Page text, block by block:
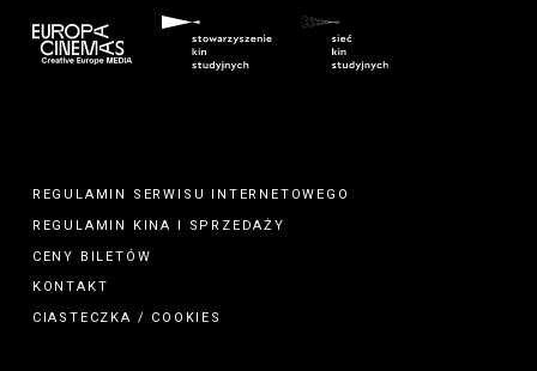
REGULAMIN SERWISU INTERNETOWEGO
REGULAMIN KINA I
SPRZEDAŻY
CENY BILETÓW
KONTAKT
CIASTECZKA / COOKIES